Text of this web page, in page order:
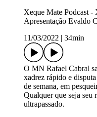
Xeque Mate Podcast -
Apresentação Evaldo
11/03/2022
34min
O MN Rafael Cabral
xadrez rápido e
de semana, em
Qualquer que seja seu
ultrapassado.